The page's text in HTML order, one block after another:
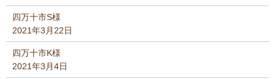
四万十市S様
2021年3月22日
四万十市K様
2021年3月4日